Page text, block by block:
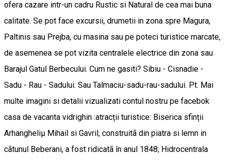
ofera cazare intr-un cadru Rustic si Natural de cea mai buna
calitate. Se pot face excursii, drumetii in zona spre Magura,
Paltinis sau Prejba, cu masina sau pe poteci turistice marcate,
de asemenea se pot vizita centralele electrice din zona sau
Barajul Gatul Berbecului. Cum ne gasiti? Sibiu - Cisnadie -
Sadu - Rau - Sadului. Sau Talmaciu-sadu-rau-sadului. Pt. Mai
multe imagini si detalii vizualizati contul nostru pe facebok
casa de vacanta vidrighin :atracții turistice: Biserica sfinții
Arhangheliµ Mihail si Gavril, construitã din piatra si lemn in
cãtunul Beberani, a fost ridicatã în anul 1848; Hidrocentrala